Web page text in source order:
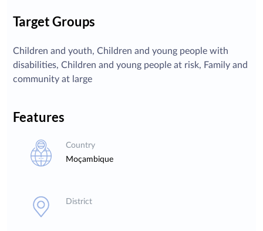
Target Groups
Children and youth, Children and young people with
disabilities, Children and young people at risk, Family and
community at large
Features
Country
Moçambique
District